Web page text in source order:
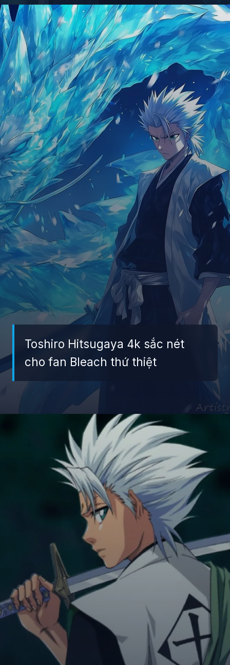
Đang mởhttps://giaydabonghana.com/toshiro
Toshiro Hitsugaya 4k sắc nét
cho fan Bleach thứ thiệt
https://giaydabonghana.com/toshiro